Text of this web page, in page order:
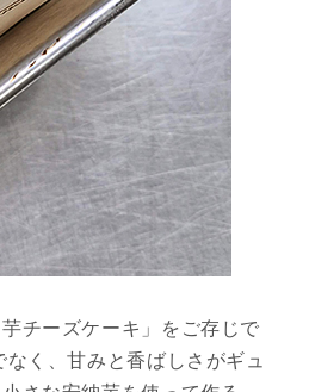
チーズケーキ」をご存じで
く、甘みと香ばしさがギュ